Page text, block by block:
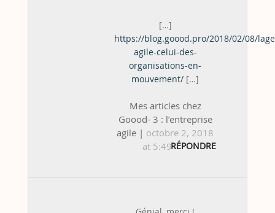
[…]
https://blog.goood.pro/2018/02/08/
agile-celui-des-
organisations-en-
mouvement/ […]
Mes articles chez
Goood- 3 : l’entreprise
agile | octobre 2, 2018
at 5:49 amRÉPONDRE